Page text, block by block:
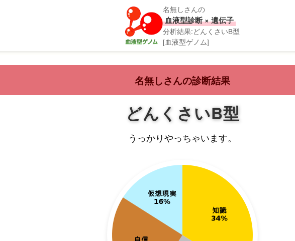
名無しさんの
血液型診断 × 遺伝子
分析結果:どんくさいB型
[血液型ゲノム]
名無しさんの診断結果
どんくさいB型
うっかりやっちゃいます。